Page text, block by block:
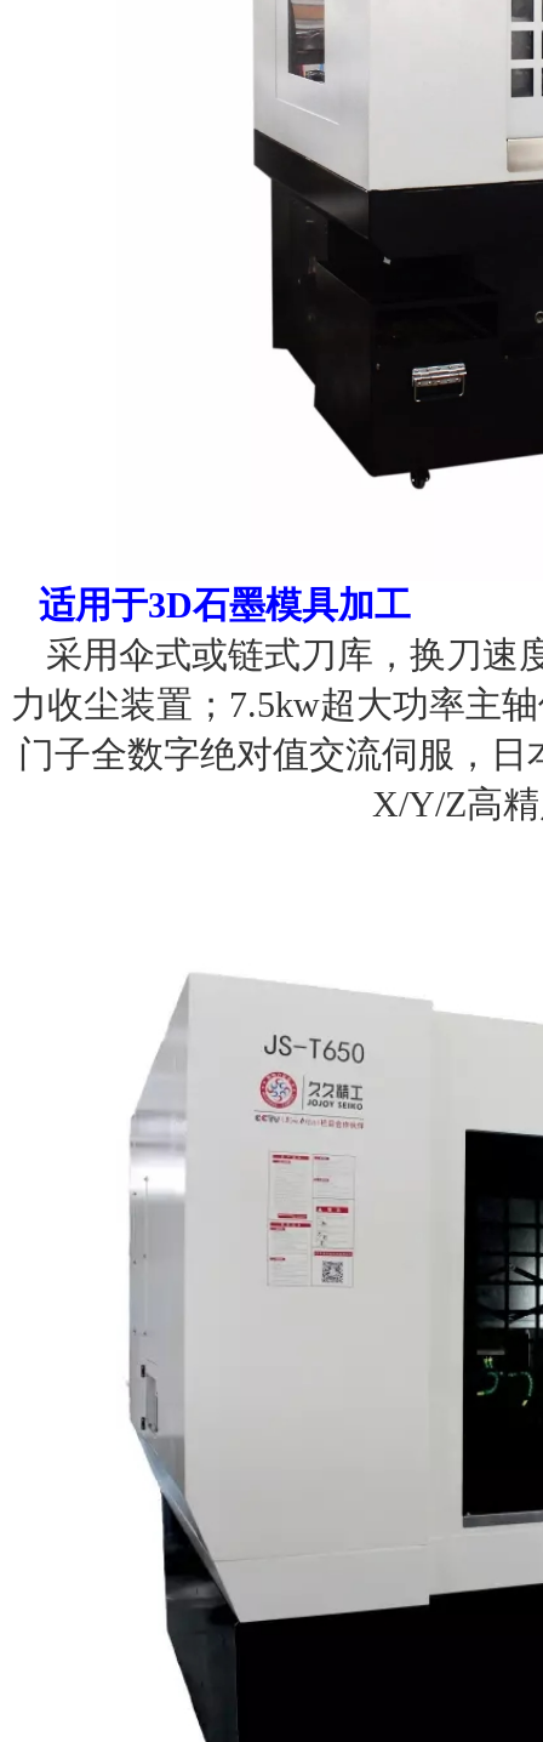
适用于3D石墨模具加工
采用伞式或链式刀库，换刀速
力收尘装置；7.5kw超大功率主
门子全数字绝对值交流伺服，
X/Y/Z高